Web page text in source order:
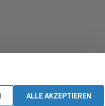
ALLE AKZEPTIEREN